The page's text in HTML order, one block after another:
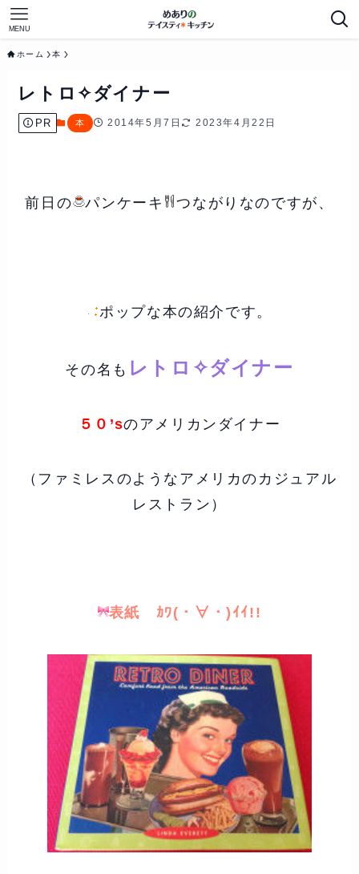
MENU
ホーム 本
レトロ✧ダイナー
PR 本 2014年5月7日 2023年4月22日
前日の パンケーキ つながりなのですが、
ポップな本の紹介です。
その名も レトロ✧ダイナー
５０’sのアメリカンダイナー
（ファミレスのようなアメリカのカジュアル
レストラン）
表紙 ｶﾜ(・∀・)ｲｲ!!